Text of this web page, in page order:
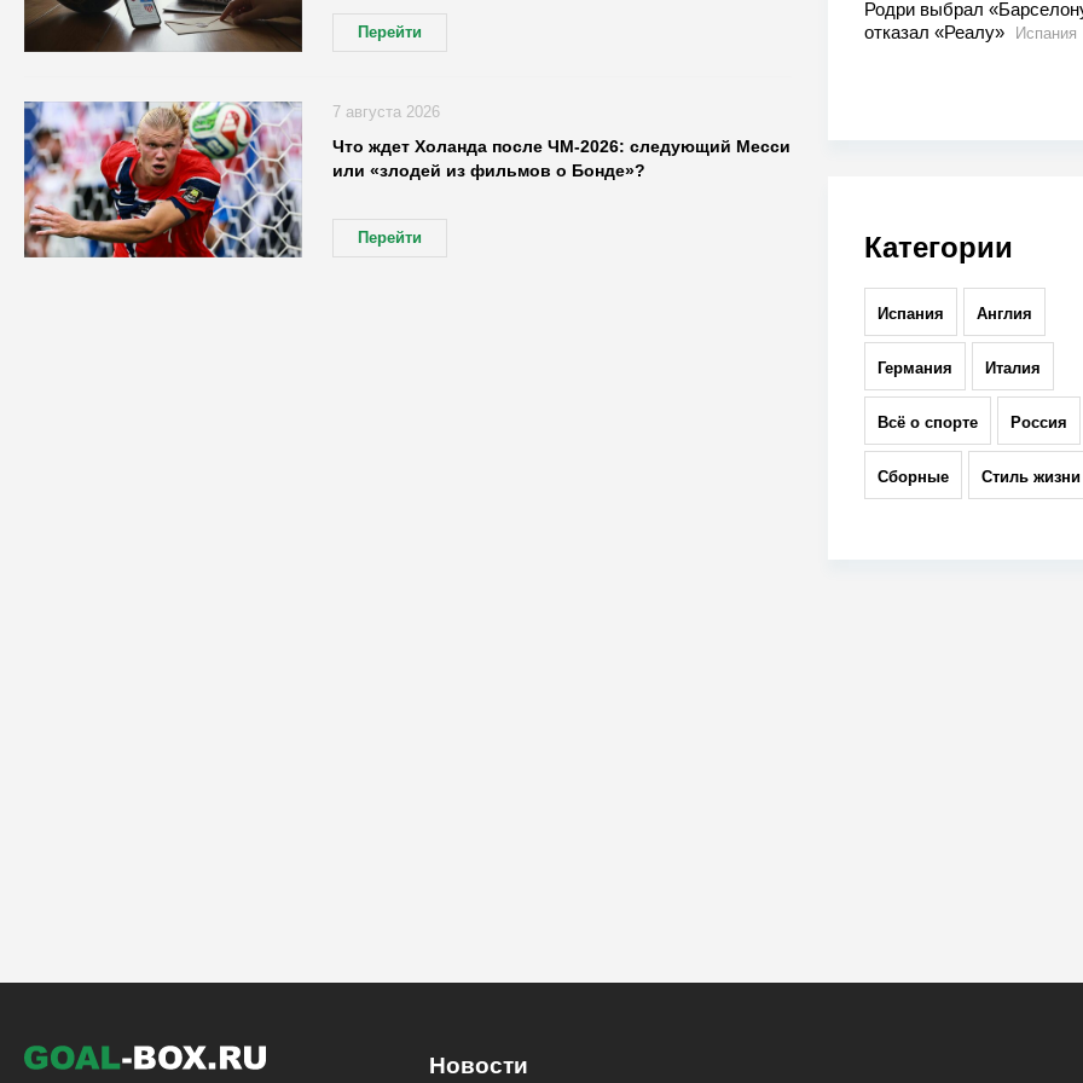
Родри выбрал
отказал «Реалу»
Испания
Категории
Испания Англия
Германия Италия
Всё о спорте Россия
Сборные Стиль жизни
Перейти
Что ждет Холанда после ЧМ-2026: следующий Месси
или «злодей из фильмов о Бонде»?
Перейти
7 августа 2026
Новости